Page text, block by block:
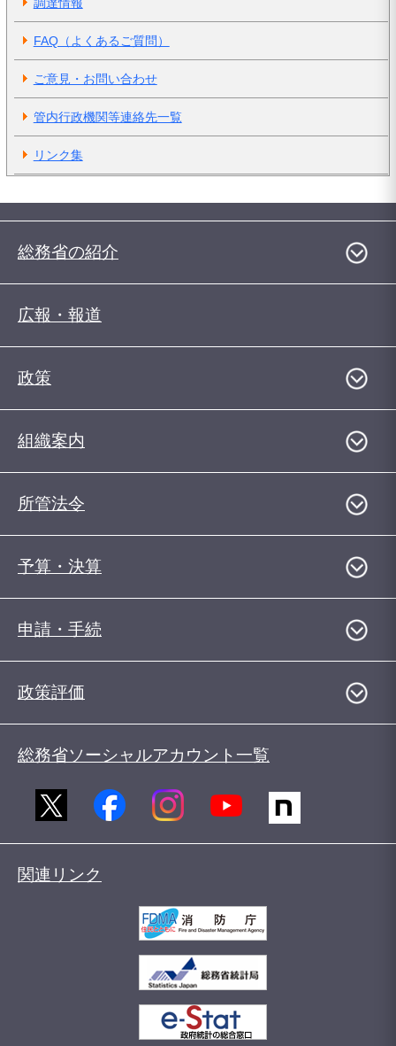
FAQ（よくあるご質問）
ご意見・お問い合わせ
管内行政機関等連絡先一覧
リンク集
総務省の紹介
広報・報道
政策
組織案内
所管法令
予算・決算
申請・手続
政策評価
総務省ソーシャルアカウント一覧
関連リンク